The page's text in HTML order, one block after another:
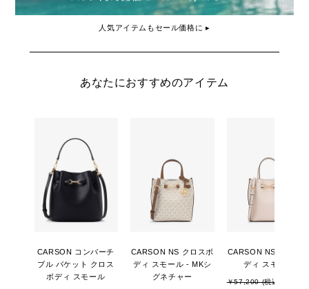
人気アイテムもセール価格に ▸
あなたにおすすめのアイテム
CARSON コンバーチ
ブル バケット クロス
ボディ スモール
CARSON NS クロスボ
ディ スモール - MKシ
グネチャー
CARSON NS クロス
ディ スモール
￥57,200 (税込)